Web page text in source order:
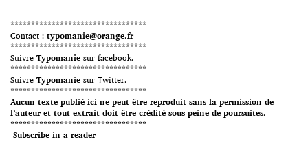
*********************************
Contact : typomanie@orange.fr
*********************************
Suivre Typomanie sur facebook.
*********************************
Suivre Typomanie sur Twitter.
*********************************
Aucun texte publié ici ne peut être reproduit sans la permission de
l’auteur et tout extrait doit être crédité sous peine de poursuites.
*********************************
Subscribe in a reader